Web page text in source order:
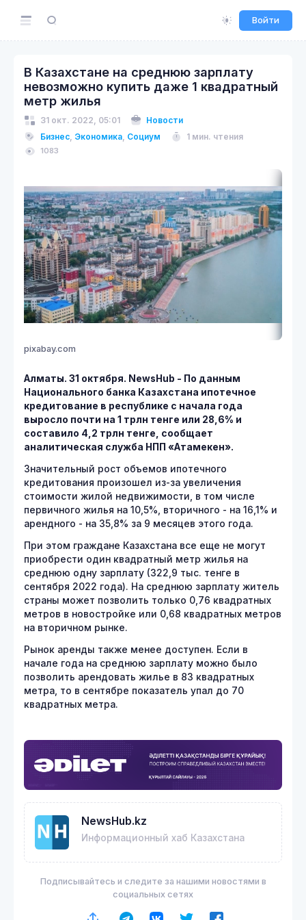
Войти
В Казахстане на среднюю зарплату
невозможно купить даже 1 квадратный
метр жилья
31 окт. 2022, 05:01
Новости
Бизнес, Экономика, Социум 1 мин. чтения
1083
pixabay.com
Алматы. 31 октября. NewsHub - По данным
Национального банка Казахстана ипотечное
кредитование в республике с начала года
выросло почти на 1 трлн тенге или 28,6% и
составило 4,2 трлн тенге, сообщает
аналитическая служба НПП «Атамекен».
Значительный рост объемов ипотечного
кредитования произошел из-за увеличения
стоимости жилой недвижимости, в том числе
первичного жилья на 10,5%, вторичного - на 16,1% и
арендного - на 35,8% за 9 месяцев этого года.
При этом граждане Казахстана все еще не могут
приобрести один квадратный метр жилья на
среднюю одну зарплату (322,9 тыс. тенге в
сентября 2022 года). На среднюю зарплату житель
страны может позволить только 0,76 квадратных
метров в новостройке или 0,68 квадратных метров
на вторичном рынке.
Рынок аренды также менее доступен. Если в
начале года на среднюю зарплату можно было
позволить арендовать жилье в 83 квадратных
метра, то в сентябре показатель упал до 70
квадратных метра.
NewsHub.kz
Информационный хаб Казахстана
Подписывайтесь и следите за нашими новостями в
социальных сетях